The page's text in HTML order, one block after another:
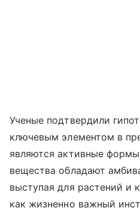
Ученые подтвердили
ключевым элементом в
являются активные
вещества обладают
выступая для растений и
как жизненно важный